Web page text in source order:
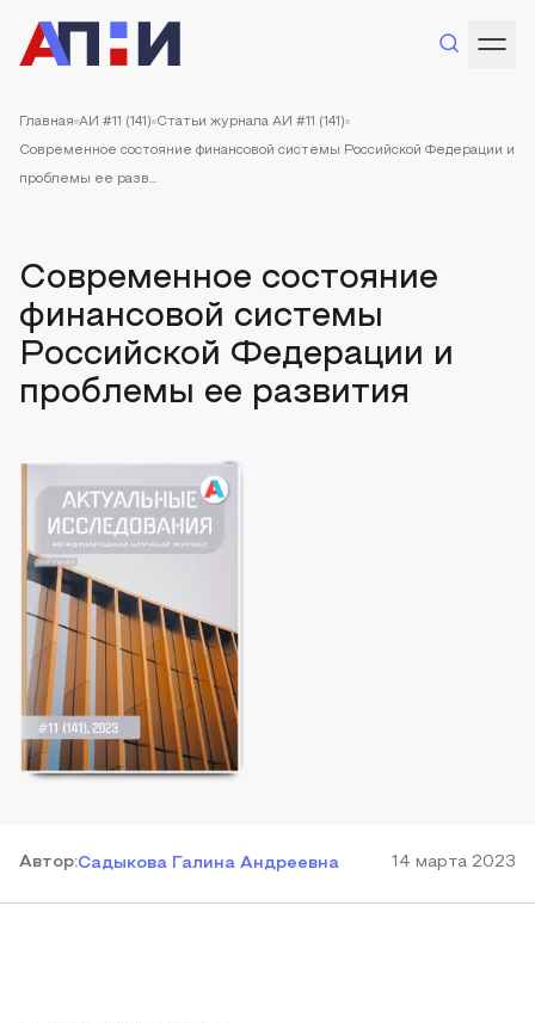
Главная АИ #11 (141) Статьи журнала АИ #11 (141)
Современное состояние финансовой системы Российской Федерации и
проблемы ее разв...
Современное состояние
финансовой системы
Российской Федерации и
проблемы ее развития
Автор:Садыкова Галина Андреевна 14 марта 2023